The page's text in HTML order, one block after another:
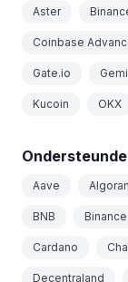
Aster
Coinbase
Gate.io
Kucoin OKX
Aave
BNB Binance
Cardano
Decentraland